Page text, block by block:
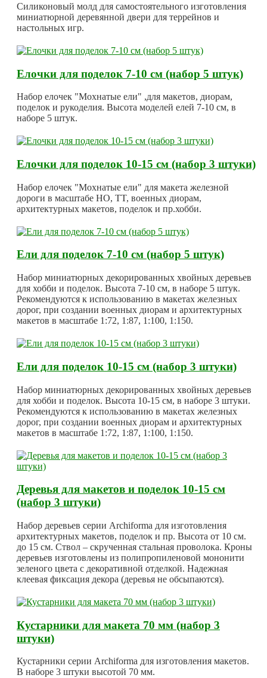
Силиконовый молд для самостоятельного изготовления
миниатюрной деревянной двери для террейнов и
настольных игр.
Елочки для поделок 7-10 см (набор 5 штук)
Набор елочек "Мохнатые ели" ,для макетов, диорам,
поделок и рукоделия. Высота моделей елей 7-10 см, в
наборе 5 штук.
Елочки для поделок 10-15 см (набор 3 штуки)
Набор елочек "Мохнатые ели" для макета железной
дороги в масштабе HO, TT, военных диорам,
архитектурных макетов, поделок и пр.хобби.
Ели для поделок 7-10 см (набор 5 штук)
Набор миниатюрных декорированных хвойных деревьев
для хобби и поделок. Высота 7-10 см, в наборе 5 штук.
Рекомендуются к использованию в макетах железных
дорог, при создании военных диорам и архитектурных
макетов в масштабе 1:72, 1:87, 1:100, 1:150.
Ели для поделок 10-15 см (набор 3 штуки)
Набор миниатюрных декорированных хвойных деревьев
для хобби и поделок. Высота 10-15 см, в наборе 3 штуки.
Рекомендуются к использованию в макетах железных
дорог, при создании военных диорам и архитектурных
макетов в масштабе 1:72, 1:87, 1:100, 1:150.
Деревья для макетов и поделок 10-15 см
(набор 3 штуки)
Набор деревьев серии Archiforma для изготовления
архитектурных макетов, поделок и пр. Высота от 10 см.
до 15 см. Ствол – скрученная стальная проволока. Кроны
деревьев изготовлены из полипропиленовой мононити
зеленого цвета с декоративной отделкой. Надежная
клеевая фиксация декора (деревья не обсыпаются).
Кустарники для макета 70 мм (набор 3
штуки)
Кустарники серии Archiforma для изготовления макетов.
В наборе 3 штуки высотой 70 мм.